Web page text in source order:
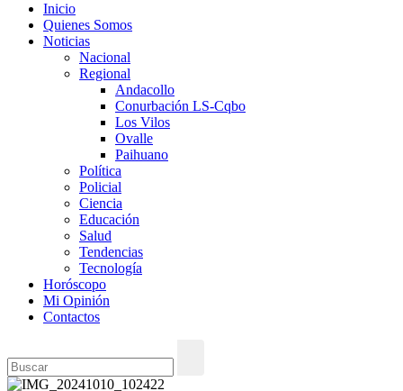
Inicio
Quienes Somos
Noticias
Nacional
Regional
Andacollo
Conurbación LS-Cqbo
Los Vilos
Ovalle
Paihuano
Política
Policial
Ciencia
Educación
Salud
Tendencias
Tecnología
Horóscopo
Mi Opinión
Contactos